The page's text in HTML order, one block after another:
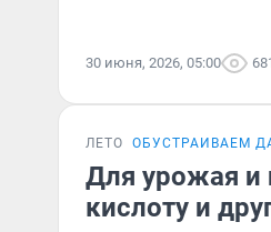
30 июня, 2026, 05:00
ЛЕТО ОБУСТРАИВАЕМ
Для урожая и
кислоту и